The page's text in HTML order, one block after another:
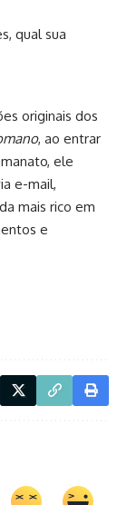
qual sua
originais dos
, ao entrar
ele
e-mail,
mais rico em
e